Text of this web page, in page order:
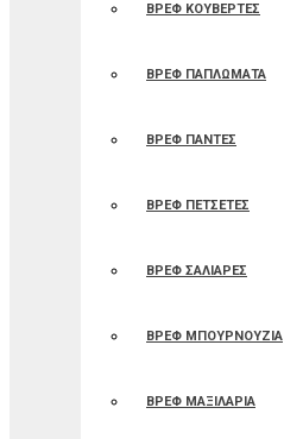
ΒΡΕΦ ΚΟΥΒΕΡΤΕΣ
ΒΡΕΦ ΠΑΠΛΩΜΑΤΑ
ΒΡΕΦ ΠΑΝΤΕΣ
ΒΡΕΦ ΠΕΤΣΕΤΕΣ
ΒΡΕΦ ΣΑΛΙΑΡΕΣ
ΒΡΕΦ ΜΠΟΥΡΝΟΥΖΙΑ
ΒΡΕΦ ΜΑΞΙΛΑΡΙΑ